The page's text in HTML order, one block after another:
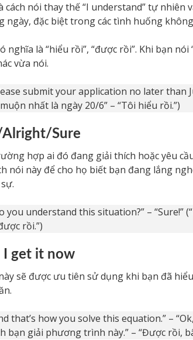
cách nói thay thế “I understand” tự
ngày, đặc biệt trong các tình huống
nghĩa là “hiểu rồi”, “được rồi”. Khi bạn
vừa nói.
submit your application no later than
nhất là ngày 20/6” – “Tôi hiểu rồi.”)
Sure
hợp ai đó đang giải thích hoặc yêu
nói này để cho họ biết bạn đang lắng
you understand this situation?” – “Sure!”
rồi.”)
I get it now
sẽ được ưu tiên sử dụng khi bạn đã
that’s how you solve this equation.” –
bạn giải phương trình này.” – “Được rồi,